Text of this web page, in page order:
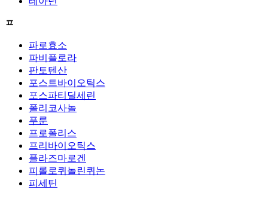
ㅍ
파로효소
파비플로라
판토텐산
포스트바이오틱스
포스파티딜세린
폴리코사놀
푸룬
프로폴리스
프리바이오틱스
플라즈마로겐
피롤로퀴놀린퀴논
피세틴